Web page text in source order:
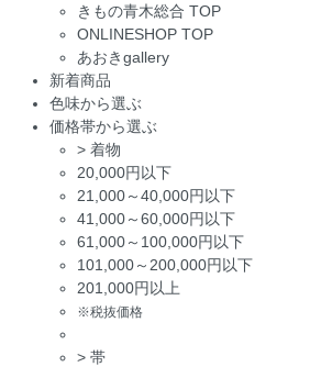
きもの青木総合 TOP
ONLINESHOP TOP
あおきgallery
新着商品
色味から選ぶ
価格帯から選ぶ
> 着物
20,000円以下
21,000～40,000円以下
41,000～60,000円以下
61,000～100,000円以下
101,000～200,000円以下
201,000円以上
※税抜価格
> 帯